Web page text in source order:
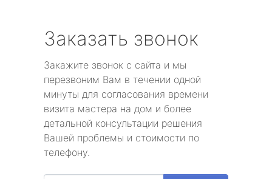
Заказать звонок
Закажите звонок с сайта и мы
перезвоним Вам в течении одной
минуты для согласования времени
визита мастера на дом и более
детальной консультации решения
Вашей проблемы и стоимости по
телефону.